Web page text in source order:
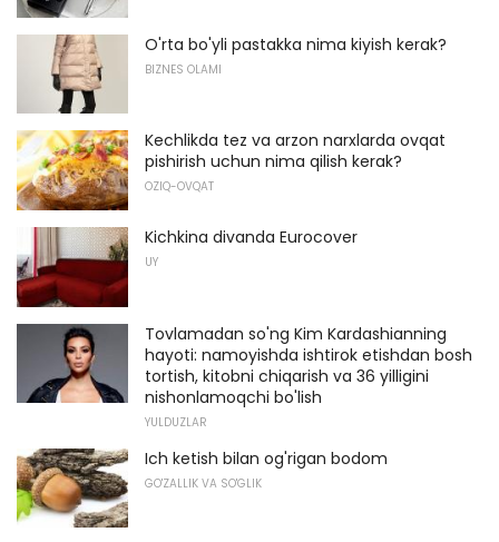
O'rta bo'yli pastakka nima kiyish kerak?
BIZNES OLAMI
Kechlikda tez va arzon narxlarda ovqat
pishirish uchun nima qilish kerak?
OZIQ-OVQAT
Kichkina divanda Eurocover
UY
Tovlamadan so'ng Kim Kardashianning
hayoti: namoyishda ishtirok etishdan bosh
tortish, kitobni chiqarish va 36 yilligini
nishonlamoqchi bo'lish
YULDUZLAR
Ich ketish bilan og'rigan bodom
GO'ZALLIK VA SO'GLIK